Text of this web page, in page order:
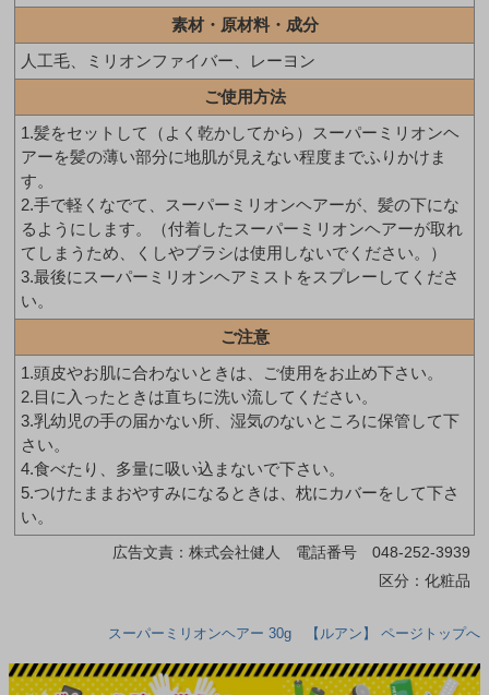
素材・原材料・成分
人工毛、ミリオンファイバー、レーヨン
ご使用方法
1.髪をセットして（よく乾かしてから）スーパーミリオンヘ
アーを髪の薄い部分に地肌が見えない程度までふりかけま
す。
2.手で軽くなでて、スーパーミリオンヘアーが、髪の下にな
るようにします。（付着したスーパーミリオンヘアーが取れ
てしまうため、くしやブラシは使用しないでください。）
3.最後にスーパーミリオンヘアミストをスプレーしてくださ
い。
ご注意
1.頭皮やお肌に合わないときは、ご使用をお止め下さい。
2.目に入ったときは直ちに洗い流してください。
3.乳幼児の手の届かない所、湿気のないところに保管して下
さい。
4.食べたり、多量に吸い込まないで下さい。
5.つけたままおやすみになるときは、枕にカバーをして下さ
い。
広告文責：株式会社健人 電話番号 048-252-3939
区分：化粧品
スーパーミリオンヘアー 30g 【ルアン】 ページトップへ